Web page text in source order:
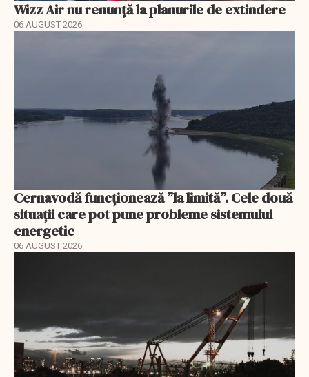
Wizz Air nu renunță la planurile de extindere
06 AUGUST 2026
Cernavodă funcționează ”la limită”. Cele două
situații care pot pune probleme sistemului
energetic
06 AUGUST 2026